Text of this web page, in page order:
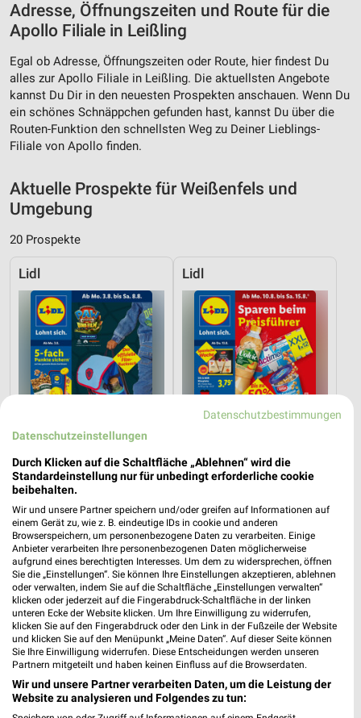
Adresse, Öffnungszeiten und Route für die
Apollo Filiale in Leißling
Egal ob Adresse, Öffnungszeiten oder Route, hier findest Du
alles zur Apollo Filiale in Leißling. Die aktuellsten Angebote
kannst Du Dir in den neuesten Prospekten anschauen. Wenn Du
ein schönes Schnäppchen gefunden hast, kannst Du über die
Routen-Funktion den schnellsten Weg zu Deiner Lieblings-
Filiale von Apollo finden.
Aktuelle Prospekte für Weißenfels und
Umgebung
20 Prospekte
Lidl
0,8 km
Angebote ab 03.08.
Noch heute gültig
Lidl
0,8 km
Angebote ab 10.08.
Gültig ab Mo. 10.08.
hagebaumarkt DAS FUTTERHAUS
Datenschutzbestimmungen
Datenschutzeinstellungen
Durch Klicken auf die Schaltfläche „Ablehnen“ wird die
Standardeinstellung nur für unbedingt erforderliche cookie
beibehalten.
Wir und unsere Partner speichern und/oder greifen auf Informationen auf
einem Gerät zu, wie z. B. eindeutige IDs in cookie und anderen
Browserspeichern, um personenbezogene Daten zu verarbeiten. Einige
Anbieter verarbeiten Ihre personenbezogenen Daten möglicherweise
aufgrund eines berechtigten Interesses. Um dem zu widersprechen, öffnen
Sie die „Einstellungen“. Sie können Ihre Einstellungen akzeptieren, ablehnen
oder verwalten, indem Sie auf die Schaltfläche „Einstellungen verwalten“
klicken oder jederzeit auf die Fingerabdruck-Schaltfläche in der linken
unteren Ecke der Website klicken. Um Ihre Einwilligung zu widerrufen,
klicken Sie auf den Fingerabdruck oder den Link in der Fußzeile der Website
und klicken Sie auf den Menüpunkt „Meine Daten“. Auf dieser Seite können
Sie Ihre Einwilligung widerrufen. Diese Entscheidungen werden unseren
Partnern mitgeteilt und haben keinen Einfluss auf die Browserdaten.
Wir und unsere Partner verarbeiten Daten, um die Leistung der
Website zu analysieren und Folgendes zu tun: